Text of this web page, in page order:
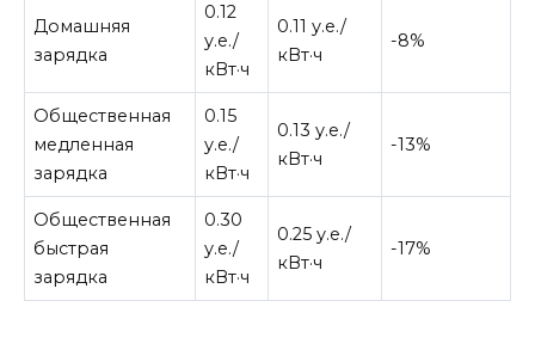
Домашняя
зарядка
0.12
у.е./
кВт·ч
0.11 у.е./
кВт·ч
-8%
Общественная
медленная
зарядка
0.15
у.е./
кВт·ч
0.13 у.е./
кВт·ч
-13%
Общественная
быстрая
зарядка
0.30
у.е./
кВт·ч
0.25 у.е./
кВт·ч
-17%